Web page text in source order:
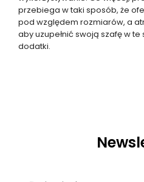
przebiega w taki sposób, że
pod względem rozmiarów, a
aby uzupełnić swoją szafę w
dodatki.